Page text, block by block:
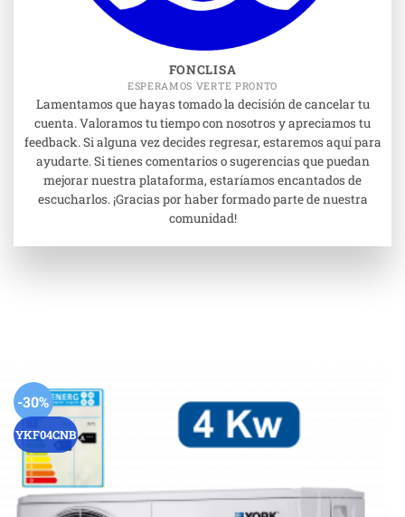
FONCLISA
ESPERAMOS VERTE PRONTO
Lamentamos que hayas tomado la decisión de cancelar tu
cuenta. Valoramos tu tiempo con nosotros y apreciamos tu
feedback. Si alguna vez decides regresar, estaremos aquí para
ayudarte. Si tienes comentarios o sugerencias que puedan
mejorar nuestra plataforma, estaríamos encantados de
escucharlos. ¡Gracias por haber formado parte de nuestra
comunidad!
-30%
YKF04CNB